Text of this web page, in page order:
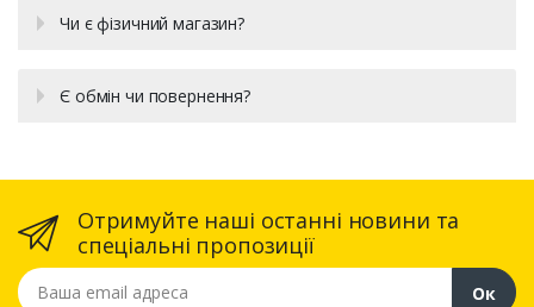
Чи є фізичний магазин?
Є обмін чи повернення?
Отримуйте наші останні новини та
спеціальні пропозиції
Ваша email адреса
Ок